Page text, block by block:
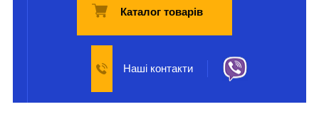
Каталог товарів
Наші контакти